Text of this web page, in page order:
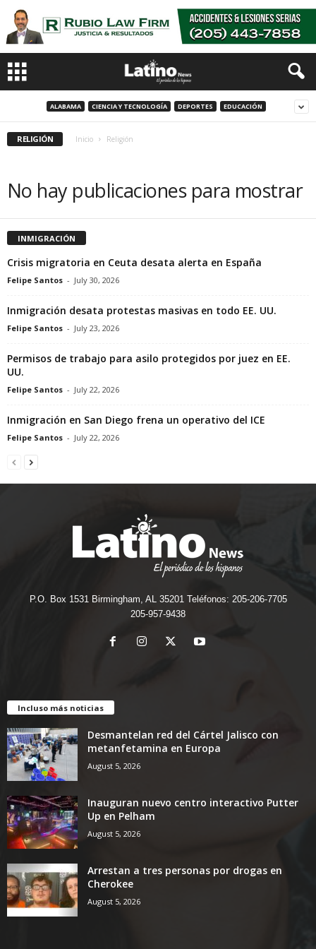
ALABAMA CIENCIA Y TECNOLOGÍA DEPORTES EDUCACIÓN
RELIGIÓN Inicio Religión
No hay publicaciones para mostrar
INMIGRACIÓN
Crisis migratoria en Ceuta desata alerta en España
Felipe Santos - July 30, 2026
Inmigración desata protestas masivas en todo EE. UU.
Felipe Santos - July 23, 2026
Permisos de trabajo para asilo protegidos por juez en EE.
UU.
Felipe Santos - July 22, 2026
Inmigración en San Diego frena un operativo del ICE
Felipe Santos - July 22, 2026
P.O. Box 1531 Birmingham, AL 35201 Teléfonos: 205-206-7705
205-957-9438
Incluso más noticias
Desmantelan red del Cártel Jalisco con
metanfetamina en Europa
August 5, 2026
Inauguran nuevo centro interactivo Putter
Up en Pelham
August 5, 2026
Arrestan a tres personas por drogas en
Cherokee
August 5, 2026